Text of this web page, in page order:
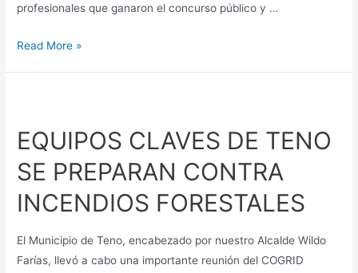
profesionales que ganaron el concurso público y …
Read More »
EQUIPOS CLAVES DE TENO
SE PREPARAN CONTRA
INCENDIOS FORESTALES
El Municipio de Teno, encabezado por nuestro Alcalde Wildo
Farías, llevó a cabo una importante reunión del COGRID